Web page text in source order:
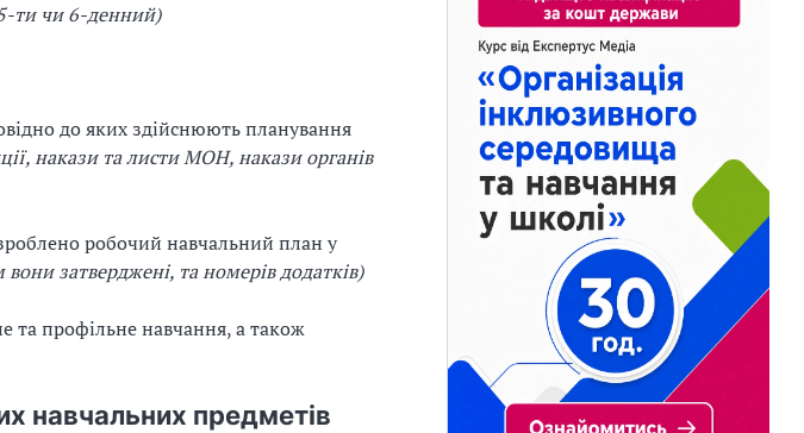
ти чи 6-денний)
до яких здійснюють планування
накази та листи МОН, накази органів
робочий навчальний план у
затверджені, та номерів додатків)
та профільне навчання, а також
навчальних предметів